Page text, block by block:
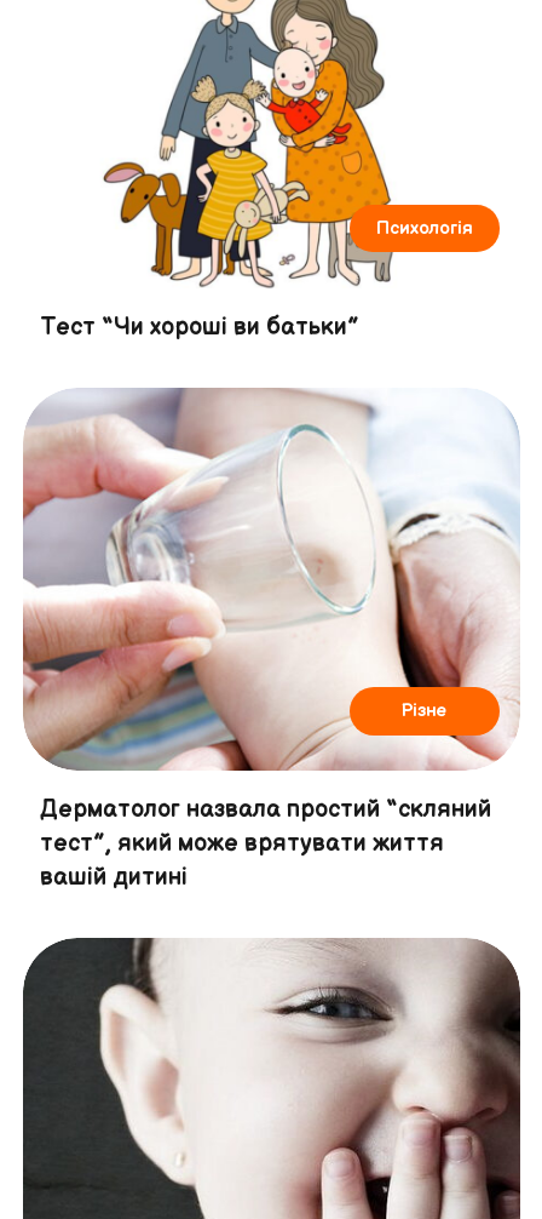
Психологія
Тест “Чи хороші ви батьки”
Різне
Дерматолог назвала простий “скляний
тест”, який може врятувати життя
вашій дитині